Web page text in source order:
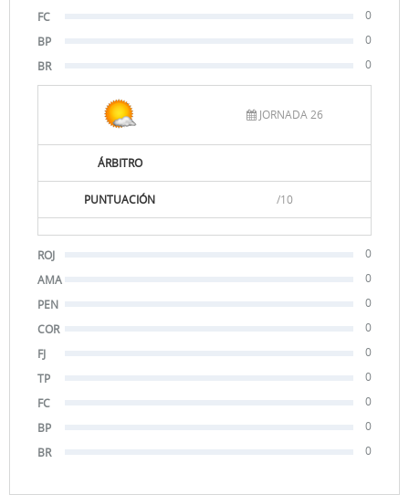
FC
0
BP
0
BR
0
JORNADA 26
ÁRBITRO
PUNTUACIÓN /10
ROJ
0
AMA
0
PEN
0
COR
0
FJ
0
TP
0
FC
0
BP
0
BR
0